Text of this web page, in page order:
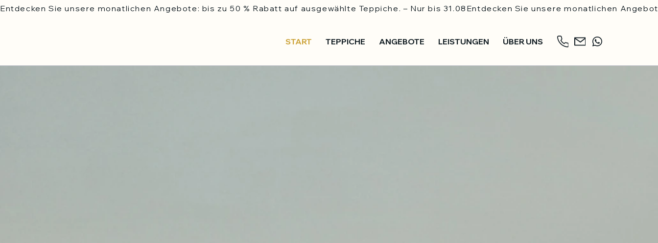
START TEPPICHE ANGEBOTE LEISTUNGEN ÜBER UNS
Entdecken Sie unsere monatlichen Angebote: bis zu 50 % Rabatt auf ausgewählte Teppiche. – Nur bis 31.08